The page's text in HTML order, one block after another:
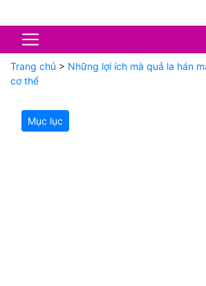
Trang chủ > Những lợi ích mà quả la hán
cơ thể
Mục lục